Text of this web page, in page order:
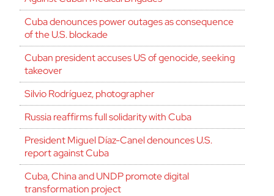
Cuba denounces power outages as consequence
of the U.S. blockade
Cuban president accuses US of genocide, seeking
takeover
Silvio Rodríguez, photographer
Russia reaffirms full solidarity with Cuba
President Miguel Díaz-Canel denounces U.S.
report against Cuba
Cuba, China and UNDP promote digital
transformation project